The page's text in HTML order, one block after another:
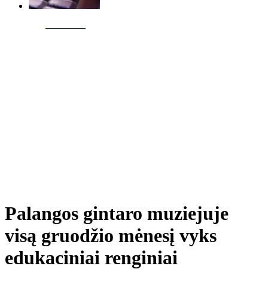
Palangos gintaro muziejuje
visą gruodžio mėnesį vyks
edukaciniai renginiai